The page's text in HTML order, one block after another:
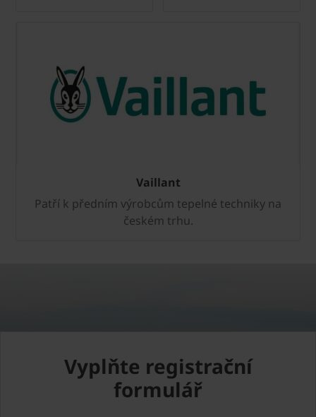
Vaillant
Patří k předním výrobcům tepelné techniky na
českém trhu.
Vyplňte registrační
formulář